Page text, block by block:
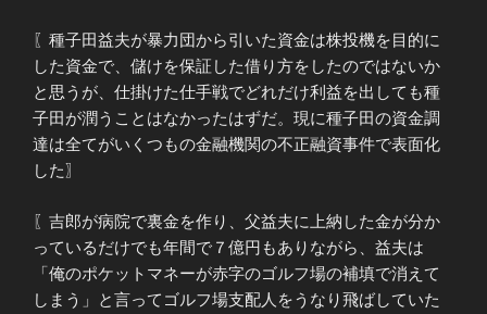
〖種子田益夫が暴力団から引いた資金は株投機を目的に
した資金で、儲けを保証した借り方をしたのではないか
と思うが、仕掛けた仕手戦でどれだけ利益を出しても種
子田が潤うことはなかったはずだ。現に種子田の資金調
達は全てがいくつもの金融機関の不正融資事件で表面化
した〗
〖吉郎が病院で裏金を作り、父益夫に上納した金が分か
っているだけでも年間で７億円もありながら、益夫は
「俺のポケットマネーが赤字のゴルフ場の補填で消えて
しまう」と言ってゴルフ場支配人をうなり飛ばしていた